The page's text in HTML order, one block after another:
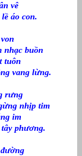
vê
áo con.
nhạc buồn
tuôn
vang lừng.
rưng
nhịp tim
im
phương.